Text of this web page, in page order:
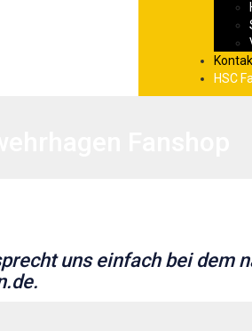
HSC
uns einfach bei dem